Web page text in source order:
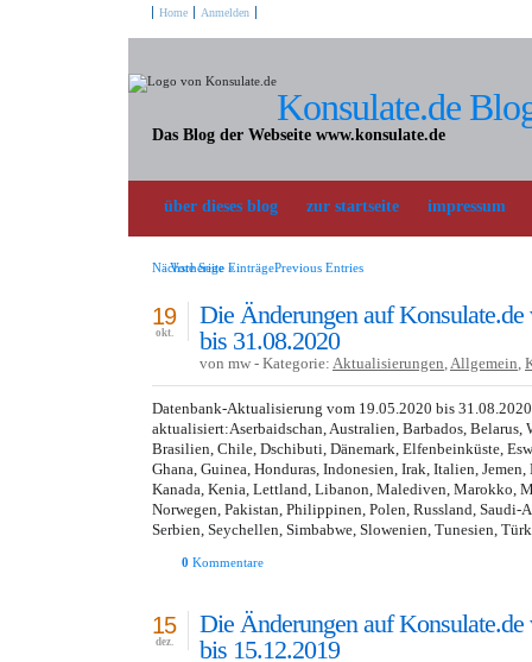
Konsulate.de
Das Blog der Webseite www.konsulate.de
Home Anmelden
über dieses blog zur startseite impressum
Vorherige EinträgePrevious Entries
Nächste Seite »
Die Änderungen auf
bis 31.08.2020
19
okt.
von mw - Kategorie: Aktualisierungen,Allgemein,
Datenbank-Aktualisierung vom 19.05.2020 bis
aktualisiert:Aserbaidschan, Australien, Barbados, Belarus,
Brasilien, Chile, Dschibuti, Dänemark, Elfenbeinküste,
Ghana, Guinea, Honduras, Indonesien, Irak, Italien,
Kanada, Kenia, Lettland, Libanon, Malediven, Marokko,
Norwegen, Pakistan, Philippinen, Polen, Russland, Saudi-
Serbien, Seychellen, Simbabwe, Slowenien, Tunesien,
0 Kommentare
Die Änderungen auf
bis 15.12.2019
15
dez.